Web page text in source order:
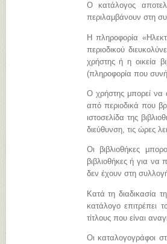
Ο κατάλογος
περιλαμβάνουν στη
Η πληροφορία
περιοδικού
χρήστης ή η οικεία
(πληροφορία που
Ο χρήστης μπορεί να
από περιοδικά που
ιστοσελίδα της
διεύθυνση, τις ώρες
Οι βιβλιοθήκες
βιβλιοθήκες ή για
δεν έχουν στη
Κατά τη διαδικασία
κατάλογο επιτρέπει
τίτλους που είναι
Οι καταλογογράφοι